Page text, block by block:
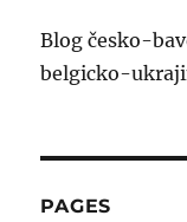
Blog česko-
belgicko-
PAGES